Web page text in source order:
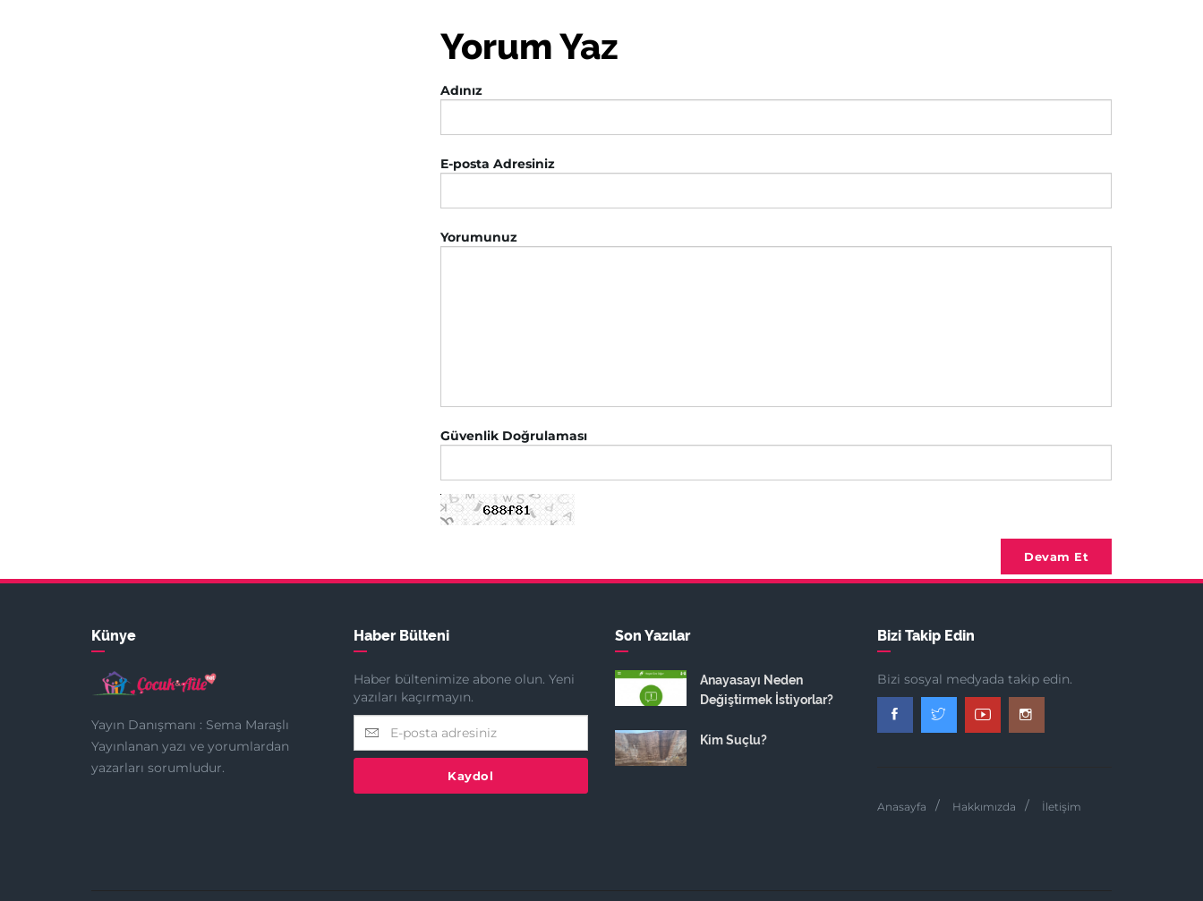
Yorum Yaz
Adınız
E-posta Adresiniz
Yorumunuz
Güvenlik Doğrulaması
Devam Et
Künye
Yayın Danışmanı : Sema Maraşlı
Yayınlanan yazı ve yorumlardan
yazarları sorumludur.
Haber Bülteni
Haber bültenimize abone olun. Yeni
yazıları kaçırmayın.
Kaydol
Son Yazılar
Anayasayı Neden
Değiştirmek İstiyorlar?
Kim Suçlu?
Bizi Takip Edin
Bizi sosyal medyada takip edin.
Anasayfa Hakkımızda İletişim